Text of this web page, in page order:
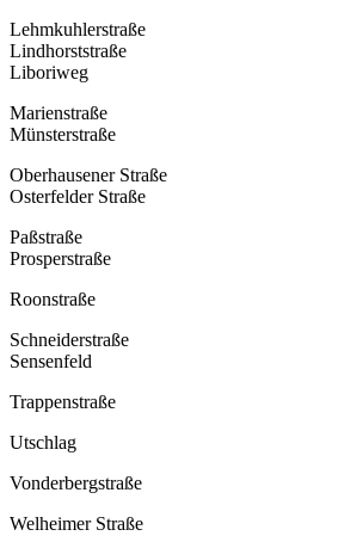
Lehmkuhlerstraße
Lindhorststraße
Liboriweg
Marienstraße
Münsterstraße
Oberhausener Straße
Osterfelder Straße
Paßstraße
Prosperstraße
Roonstraße
Schneiderstraße
Sensenfeld
Trappenstraße
Utschlag
Vonderbergstraße
Welheimer Straße